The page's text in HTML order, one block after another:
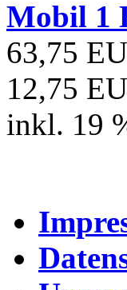
Mobil 1
63,75
12,75
inkl. 19